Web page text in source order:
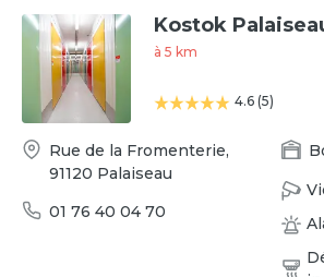
Kostok
à 5 km
4.6 (5)
Rue de la Fromenterie,
91120 Palaiseau
01 76 40 04 70